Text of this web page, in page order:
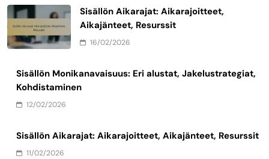
Sisällön Aikarajat: Aikarajoitteet,
Aikajänteet, Resurssit
16/02/2026
Sisällön Monikanavaisuus: Eri alustat, Jakelustrategiat,
Kohdistaminen
12/02/2026
Sisällön Aikarajat: Aikarajoitteet, Aikajänteet, Resurssit
11/02/2026